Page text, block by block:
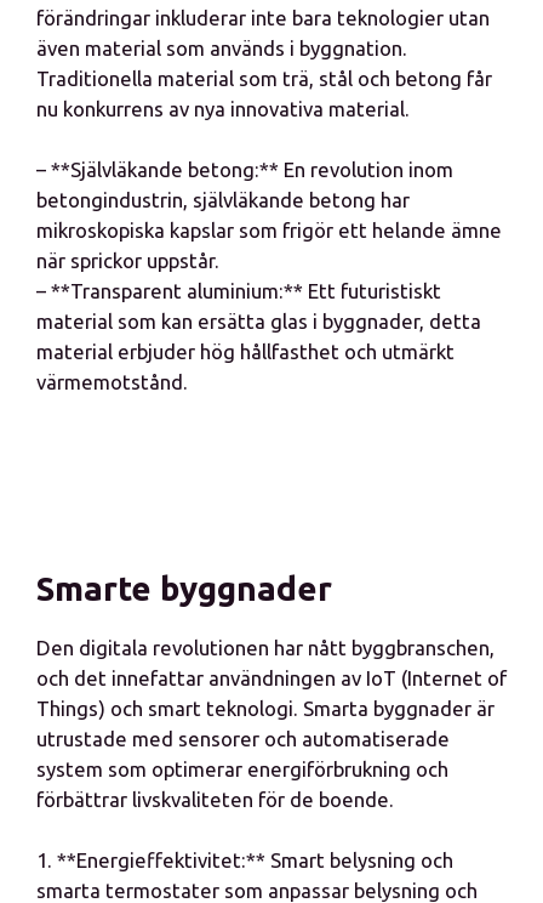
förändringar inkluderar inte bara teknologier utan
även material som används i byggnation.
Traditionella material som trä, stål och betong får
nu konkurrens av nya innovativa material.
– **Självläkande betong:** En revolution inom
betongindustrin, självläkande betong har
mikroskopiska kapslar som frigör ett helande ämne
när sprickor uppstår.
– **Transparent aluminium:** Ett futuristiskt
material som kan ersätta glas i byggnader, detta
material erbjuder hög hållfasthet och utmärkt
värmemotstånd.
Smarte byggnader
Den digitala revolutionen har nått byggbranschen,
och det innefattar användningen av IoT (Internet of
Things) och smart teknologi. Smarta byggnader är
utrustade med sensorer och automatiserade
system som optimerar energiförbrukning och
förbättrar livskvaliteten för de boende.
1. **Energieffektivitet:** Smart belysning och
smarta termostater som anpassar belysning och